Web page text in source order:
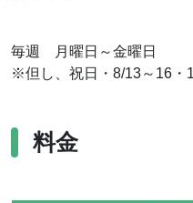
毎週 月曜日～金曜日
※但し、祝日・8/13～16・
料金